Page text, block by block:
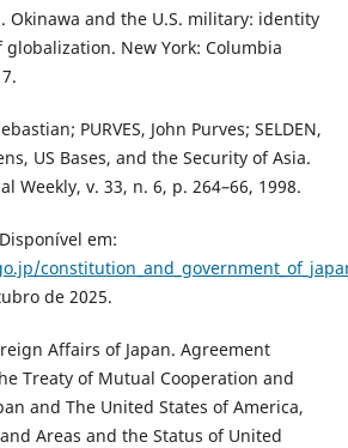
Okinawa and the U.S. military: identity
New York: Columbia
PURVES, John Purves; SELDEN,
US Bases, and the Security of Asia.
Weekly, v. 33, n. 6, p. 264–66, 1998.
em:
de 2025.
Affairs of Japan. Agreement
Treaty of Mutual Cooperation and
and The United States of America,
Areas and the Status of United